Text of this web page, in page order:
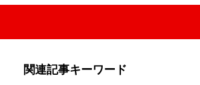
関連記事キーワード